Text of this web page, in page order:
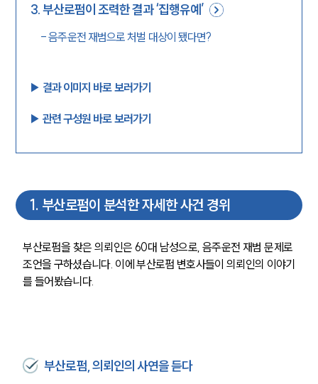
3.부산로펌이 조력한 결과 ‘집행유예’
-음주운전 재범으로 처벌 대상이 됐다면?
▶︎ 결과 이미지 바로 보러가기
▶︎ 관련 구성원 바로 보러가기
1. 부산로펌이 분석한 자세한 사건 경위
부산로펌을 찾은 의뢰인은 60대 남성으로, 음주운전 재범 문제로
조언을 구하셨습니다. 이에 부산로펌 변호사들이 의뢰인의 이야기
를 들어봤습니다.
부산로펌, 의뢰인의 사연을 듣다